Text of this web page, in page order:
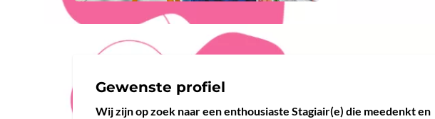
Gewenste profiel
Wij zijn op zoek naar een enthousiaste Stagiair(e) die meedenkt en